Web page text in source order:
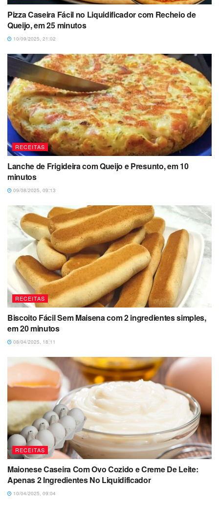
Pizza Caseira Fácil no Liquidificador com Recheio de
Queijo, em 25 minutos
10/09/2025, 21:02
RECEITAS
Lanche de Frigideira com Queijo e Presunto, em 10
minutos
09/08/2025, 09:13
RECEITAS
Biscoito Fácil Sem Maisena com 2 ingredientes simples,
em 20 minutos
08/04/2025, 18:11
RECEITAS
Maionese Caseira Com Ovo Cozido e Creme De Leite:
Apenas 2 Ingredientes No Liquidificador
10/04/2025, 09:04